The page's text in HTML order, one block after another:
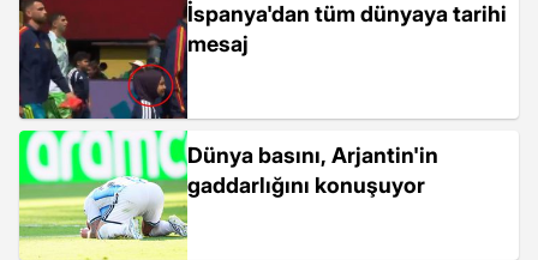
İspanya'dan tüm dünyaya tarihi
mesaj
Dünya basını, Arjantin'in
gaddarlığını konuşuyor